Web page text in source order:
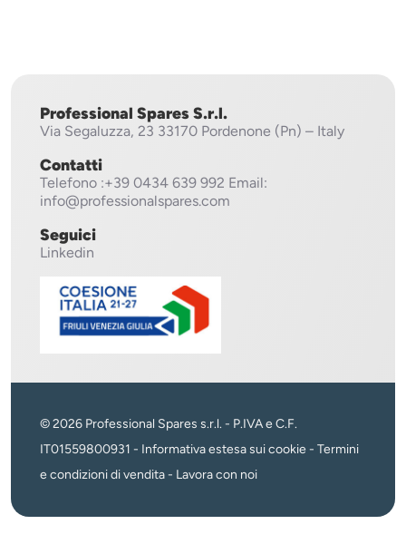
Professional Spares S.r.l.
Via Segaluzza, 23 33170 Pordenone (Pn) – Italy
Contatti
Telefono :+39 0434 639 992 Email:
info@professionalspares.com
Seguici
Linkedin
© 2026 Professional Spares s.r.l. - P.IVA e C.F.
IT01559800931 - Informativa estesa sui cookie - Termini
e condizioni di vendita- Lavora con noi